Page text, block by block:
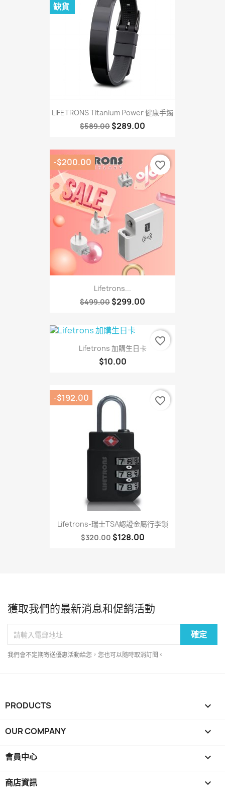
LIFETRONS Titanium Power 健康手鐲
$589.00 $289.00
缺貨
Lifetrons...
$499.00 $299.00
-$200.00 favorite_border
Lifetrons 加購生日卡
$10.00
favorite_border
Lifetrons-瑞士TSA認證金屬行李鎖
$320.00 $128.00
-$192.00 favorite_border
獲取我們的最新消息和促銷活動
我們會不定期寄送優惠活動給您，您也可以隨時取消訂閱。
PRODUCTS 
OUR COMPANY 
會員中心 
商店資訊 keyboard_arrow_down